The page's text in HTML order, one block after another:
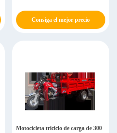
Consiga el mejor precio
Motocicleta triciclo de carga de 300